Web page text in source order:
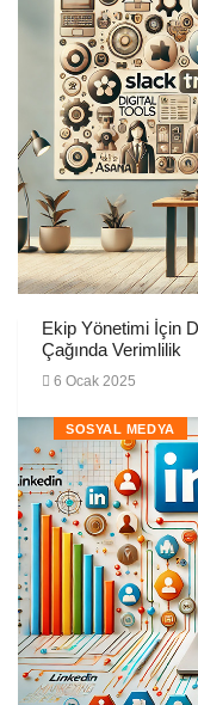
Ekip Yönetimi İçin
Çağında Verimlilik
6 Ocak 2025
SOSYAL MEDYA